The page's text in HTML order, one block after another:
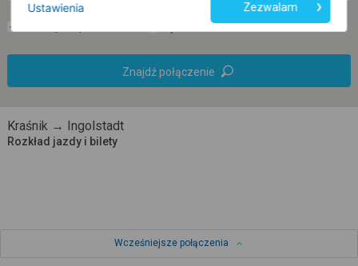
Znajdź połączenie
Kraśnik → Ingolstadt
Rozkład jazdy i bilety
Wcześniejsze połączenia
Ustawienia Zezwalam